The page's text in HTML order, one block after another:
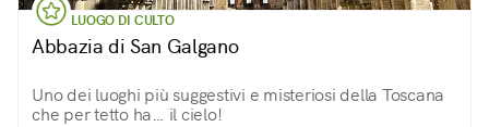
LUOGO DI CULTO
Abbazia di San Galgano
Uno dei luoghi più suggestivi e misteriosi della Toscana
che per tetto ha… il cielo!